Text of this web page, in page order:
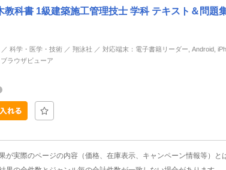
教科書 1級建築施工管理技士 学科 テキスト＆問題
科学・医学・技術 ／ 翔泳社 ／ 対応端末：電子書籍リーダー, Android,
ラウザビューア
実際のページの内容（価格、在庫表示、キャンペーン情報等）と